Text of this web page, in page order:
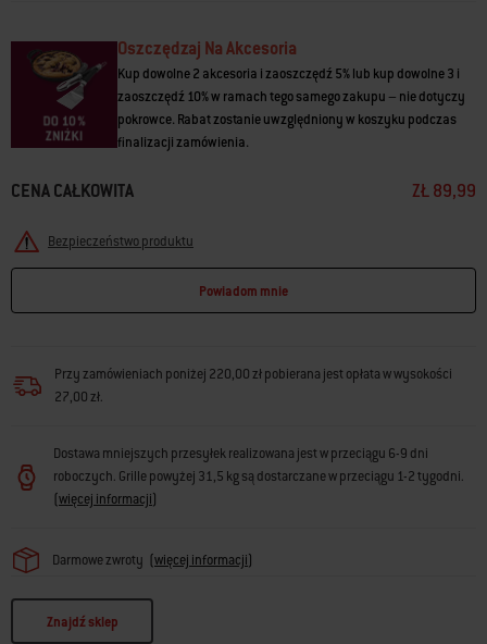
• Do stosowania w grillach na pellet Weber® i innych marek
Oszczędzaj Na Akcesoria
Kup dowolne 2 akcesoria i zaoszczędź 5% lub kup dowolne 3 i
zaoszczędź 10% w ramach tego samego zakupu – nie dotyczy
pokrowce. Rabat zostanie uwzględniony w koszyku podczas
finalizacji zamówienia.
CENA CAŁKOWITA ZŁ 89,99
Bezpieczeństwo produktu
Powiadom mnie
Przy zamówieniach poniżej 220,00 zł pobierana jest opłata w wysokości
27,00 zł.
Dostawa mniejszych przesyłek realizowana jest w przeciągu 6-9 dni
roboczych. Grille powyżej 31,5 kg są dostarczane w przeciągu 1-2 tygodni.
(więcej informacji)
Darmowe zwroty (więcej informacji)
Znajdź sklep